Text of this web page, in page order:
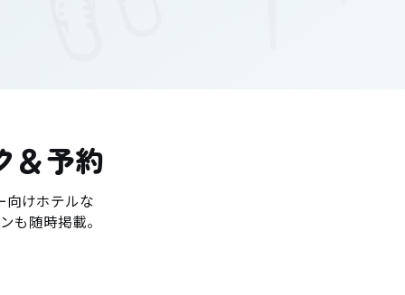
＆予約
向けホテルな
も随時掲載。